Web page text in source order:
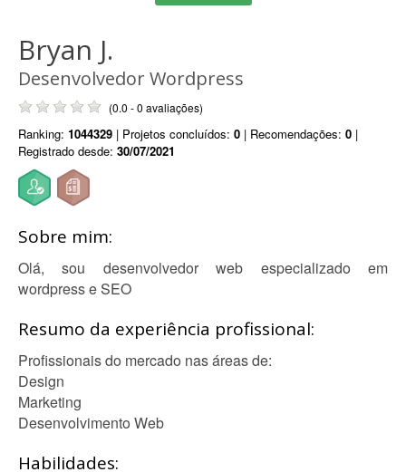
Bryan J.
Desenvolvedor Wordpress
(0.0 - 0 avaliações)
Ranking: 1044329 | Projetos concluídos: 0 | Recomendações: 0 |
Registrado desde: 30/07/2021
Sobre mim:
Olá, sou desenvolvedor web especializado em
wordpress e SEO
Resumo da experiência profissional:
Profissionais do mercado nas áreas de:
Design
Marketing
Desenvolvimento Web
Habilidades: